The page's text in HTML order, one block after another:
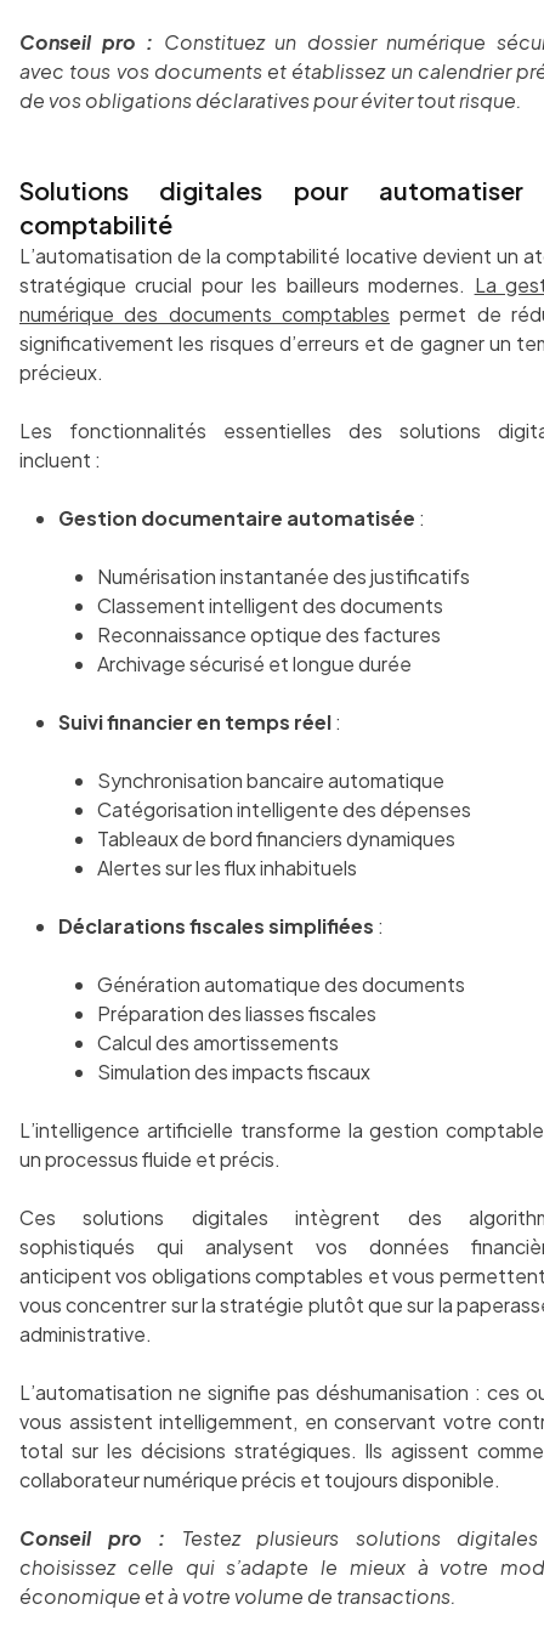
Conseil pro : Constituez un dossier numérique
avec tous vos documents et établissez un calendrier
de vos obligations déclaratives pour éviter tout risque.
Solutions digitales pour
comptabilité
L’automatisation de la comptabilité locative devient un
stratégique crucial pour les bailleurs modernes. La
numérique des documents comptables permet de
significativement les risques d’erreurs et de gagner un
précieux.
Les fonctionnalités essentielles des solutions
incluent :
Gestion documentaire automatisée :
Numérisation instantanée des justificatifs
Classement intelligent des documents
Reconnaissance optique des factures
Archivage sécurisé et longue durée
Suivi financier en temps réel:
Synchronisation bancaire automatique
Catégorisation intelligente des dépenses
Tableaux de bord financiers dynamiques
Alertes sur les flux inhabituels
Déclarations fiscales simplifiées :
Génération automatique des documents
Préparation des liasses fiscales
Calcul des amortissements
Simulation des impacts fiscaux
L’intelligence artificielle transforme la gestion
un processus fluide et précis.
Ces solutions digitales intègrent des
sophistiqués qui analysent vos données
anticipent vos obligations comptables et vous
vous concentrer sur la stratégie plutôt que sur la
administrative.
L’automatisation ne signifie pas déshumanisation : ces
vous assistent intelligemment, en conservant votre
total sur les décisions stratégiques. Ils agissent
collaborateur numérique précis et toujours disponible.
Conseil pro :
Testez plusieurs solutions
choisissez celle qui s’adapte le mieux à votre
économique et à votre volume de transactions.